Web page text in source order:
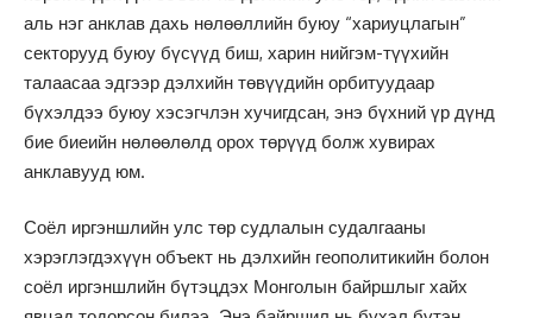
аль нэг анклав дахь нөлөөллийн буюу “хариуцлагын”
секторууд буюу бүсүүд биш, харин нийгэм-түүхийн
талаасаа эдгээр дэлхийн төвүүдийн орбитуудаар
бүхэлдээ буюу хэсэгчлэн хучигдсан, энэ бүхний үр дүнд
бие биеийн нөлөөлөлд орох төрүүд болж хувирах
анклавууд юм.
Соёл иргэншлийн улс төр судлалын судалгааны
хэрэглэгдэхүүн объект нь дэлхийн геополитикийн болон
соёл иргэншлийн бүтэцдэх Монголын байршлыг хайх